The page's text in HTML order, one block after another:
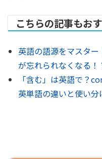
こちらの記事もお
英語の語源をマスタ
が忘れられなくなる！
「含む」は英語で？
英単語の違いと使い